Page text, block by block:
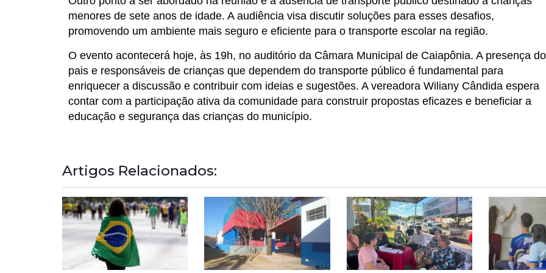
menores de sete anos de idade. A audiência visa discutir soluções para esses desafios,
promovendo um ambiente mais seguro e eficiente para o transporte escolar na região.
O evento acontecerá hoje, às 19h, no auditório da Câmara Municipal de Caiapônia. A presença
pais e responsáveis de crianças que dependem do transporte público é fundamental para
enriquecer a discussão e contribuir com ideias e sugestões. A vereadora Wiliany Cândida espera
contar com a participação ativa da comunidade para construir propostas eficazes e beneficiar a
educação e segurança das crianças do município.
Artigos Relacionados: